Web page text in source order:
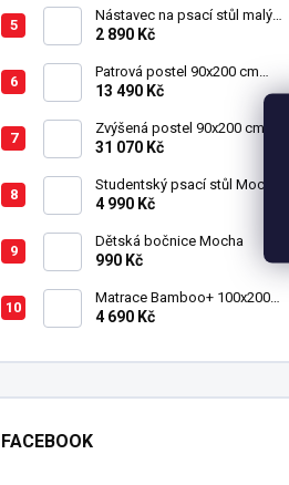
Nástavec na psací stůl malý
Mocha
2 890 Kč
Patrová postel 90x200 cm
Mocha
13 490 Kč
Zvýšená postel 90x200 cm se
schody SET Mocha Studio
31 070 Kč
Studentský psací stůl Mocha
4 990 Kč
Dětská bočnice Mocha
990 Kč
Matrace Bamboo+ 100x200
cm
4 690 Kč
FACEBOOK